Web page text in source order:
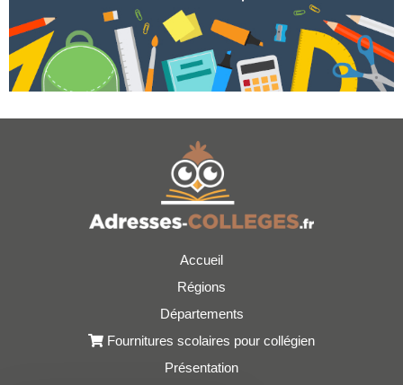
Accueil
Régions
Départements
Fournitures scolaires pour collégien
Présentation